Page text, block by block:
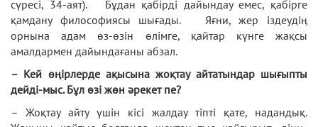
сүресі, 34-аят). Бұдан қабірді дайындау емес, қабірге
қамдану философиясы шығады. Яғни, жер іздеудің
орнына адам өз-өзін өлімге, қайтар күнге жақсы
амалдармен дайындағаны абзал.
– Кей өңірлерде ақысына жоқтау айтатындар шығыпты
дейді-мыс. Бұл өзі жөн әрекет пе?
– Жоқтау айту үшін кісі жалдау тіпті қате, надандық.